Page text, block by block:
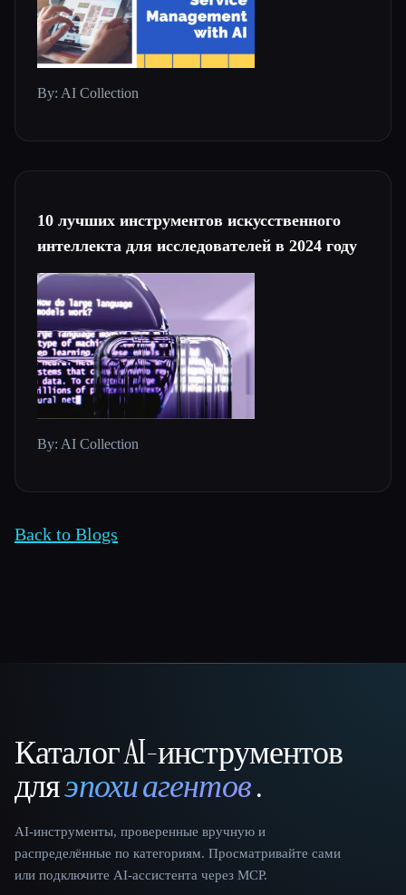
By: AI Collection
10 лучших инструментов искусственного
интеллекта для исследователей в 2024 году
By: AI Collection
Back to Blogs
That AI Collection
Каталог AI-инструментов
дляэпохи агентов.
AI-инструменты, проверенные вручную и
распределённые по категориям. Просматривайте сами
или подключите AI-ассистента через MCP.